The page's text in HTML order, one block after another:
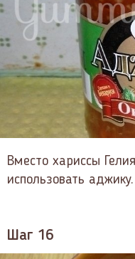
Вместо хариссы
использовать аджику.
Шаг 16